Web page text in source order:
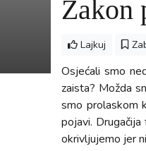
Zakon
Lajkuj
Osjećali smo
zaista? Možda
smo prolaskom
pojavi.
okrivljujemo jer